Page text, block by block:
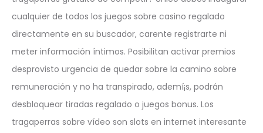
cualquier de todos los juegos sobre casino regalado
directamente en su buscador, carente registrarte ni
meter información íntimos. Posibilitan activar premios
desprovisto urgencia de quedar sobre la camino sobre
remuneración y no ha transpirado, ademí¡s, podrán
desbloquear tiradas regalado o juegos bonus. Los
tragaperras sobre vídeo son slots en internet interesante